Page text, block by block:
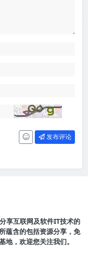
发布评论
享互联网及软件IT技术的
蕴含的包括资源分享，免
，欢迎您关注我们。